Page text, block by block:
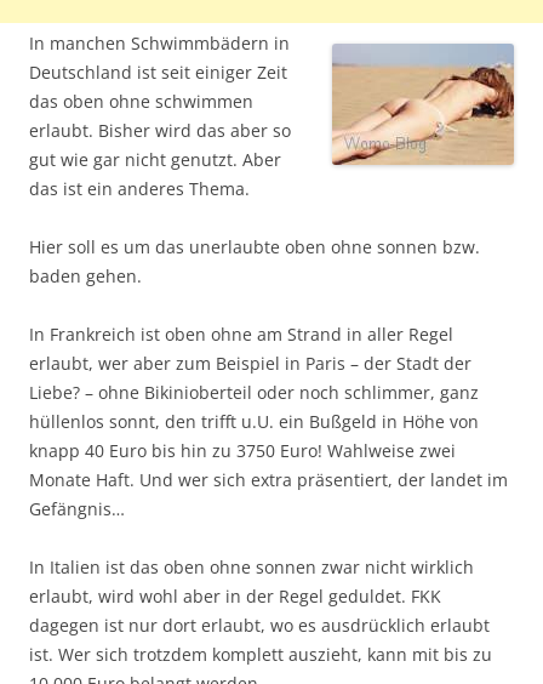
In manchen Schwimmbädern in
Deutschland ist seit einiger Zeit
das oben ohne schwimmen
erlaubt. Bisher wird das aber so
gut wie gar nicht genutzt. Aber
das ist ein anderes Thema.
Hier soll es um das unerlaubte oben ohne sonnen bzw.
baden gehen.
In Frankreich ist oben ohne am Strand in aller Regel
erlaubt, wer aber zum Beispiel in Paris – der Stadt der
Liebe? – ohne Bikinioberteil oder noch schlimmer, ganz
hüllenlos sonnt, den trifft u.U. ein Bußgeld in Höhe von
knapp 40 Euro bis hin zu 3750 Euro! Wahlweise zwei
Monate Haft. Und wer sich extra präsentiert, der landet im
Gefängnis…
In Italien ist das oben ohne sonnen zwar nicht wirklich
erlaubt, wird wohl aber in der Regel geduldet. FKK
dagegen ist nur dort erlaubt, wo es ausdrücklich erlaubt
ist. Wer sich trotzdem komplett auszieht, kann mit bis zu